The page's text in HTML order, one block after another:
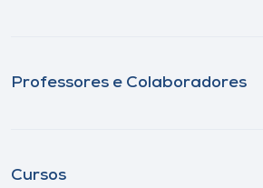
Professores e Colaboradores
Cursos